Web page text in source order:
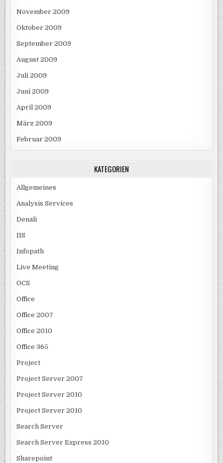
November 2009
Oktober 2009
September 2009
August 2009
Juli 2009
Juni 2009
April 2009
März 2009
Februar 2009
KATEGORIEN
Allgemeines
Analysis Services
Denali
IIS
Infopath
Live Meeting
OCS
Office
Office 2007
Office 2010
Office 365
Project
Project Server 2007
Project Server 2010
Project Server 2010
Search Server
Search Server Express 2010
Sharepoint